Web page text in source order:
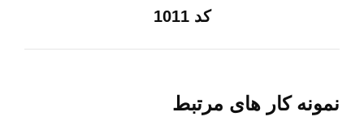
پروژه کد 1011
نمونه کار های مرتبط